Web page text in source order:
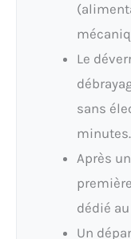
Le
sans
minutes.
Après
dédié
Un